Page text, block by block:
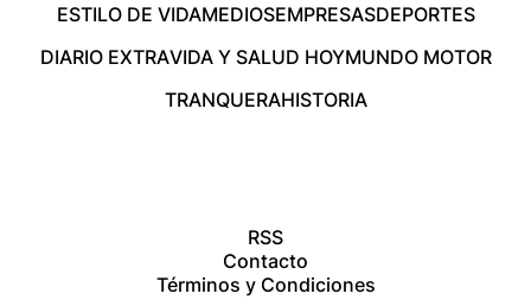
ESTILO DE VIDAMEDIOSEMPRESASDEPORTES
DIARIO EXTRAVIDA Y SALUD HOYMUNDO MOTOR
TRANQUERAHISTORIA
RSS
Contacto
Términos y Condiciones